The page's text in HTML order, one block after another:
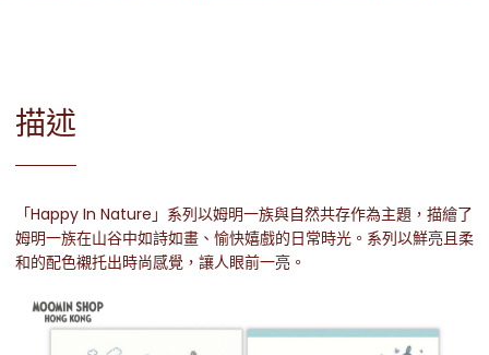
描述
「Happy In Nature」系列以姆明一族與自然共存作為主題，描繪了
姆明一族在山谷中如詩如畫、愉快嬉戲的日常時光。系列以鮮亮且柔
和的配色襯托出時尚感覺，讓人眼前一亮。